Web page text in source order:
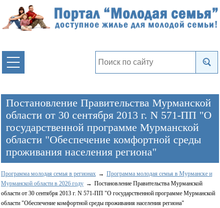
Постановление Правительства Мурманской
области от 30 сентября 2013 г. N 571-ПП "О
государственной программе Мурманской
области "Обеспечение комфортной среды
проживания населения региона"
Программа молодая семья в регионах
Программа молодая семья в Мурманске и
Мурманской области в 2026 году
Постановление Правительства Мурманской
области от 30 сентября 2013 г. N 571-ПП "О государственной программе Мурманской
области "Обеспечение комфортной среды проживания населения региона"